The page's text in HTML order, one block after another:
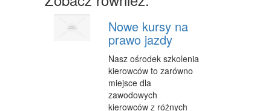
WIGOR
IMPREZY INTEGRACYJNE
HOBBY
ZAJĘCIA SPORTOWE I REKREACYJNE
Nowe kursy na
prawo jazdy
Nasz ośrodek szkolenia
kierowców to zarówno
miejsce dla
zawodowych
kierowców z różnych